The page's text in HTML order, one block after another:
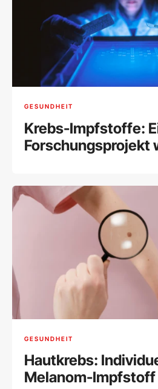
GESUNDHEIT
Krebs-Impfstoffe:
Forschungsprojekt
GESUNDHEIT
Hautkrebs:
Melanom-Impfstoff